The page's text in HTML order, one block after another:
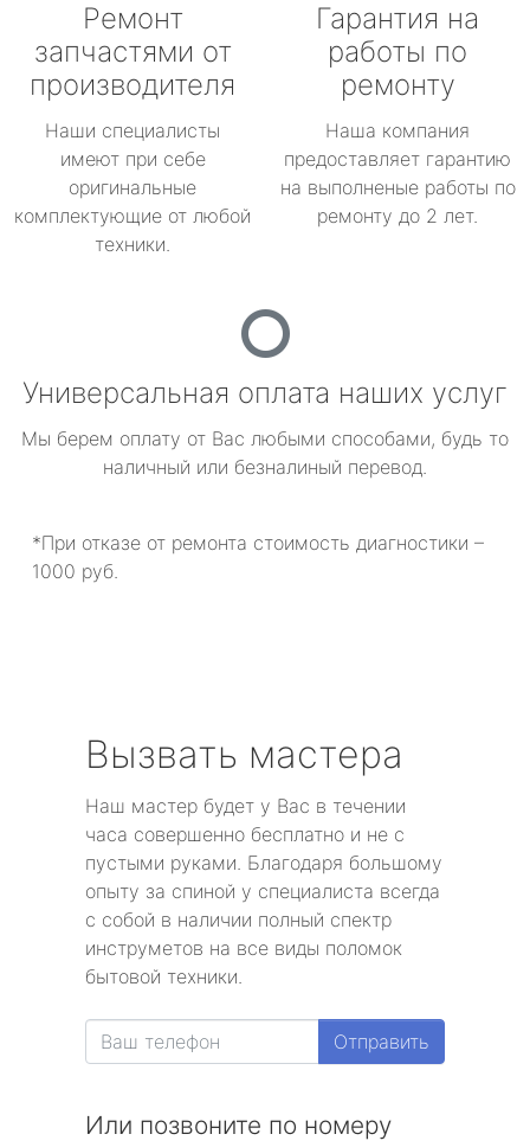
Ремонт
запчастями от
производителя
Наши специалисты
имеют при себе
оригинальные
комплектующие от любой
техники.
Гарантия на
работы по
ремонту
Наша компания
предоставляет гарантию
на выполненые работы по
ремонту до 2 лет.
Универсальная оплата наших услуг
Мы берем оплату от Вас любыми способами, будь то
наличный или безналиный перевод.
*При отказе от ремонта стоимость диагностики –
1000 руб.
Вызвать мастера
Наш мастер будет у Вас в течении
часа совершенно бесплатно и не с
пустыми руками. Благодаря большому
опыту за спиной у специалиста всегда
с собой в наличии полный спектр
инструметов на все виды поломок
бытовой техники.
Отправить
Или позвоните по номеру